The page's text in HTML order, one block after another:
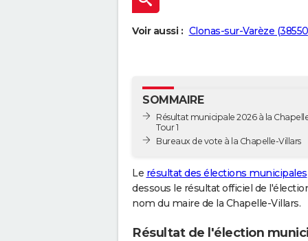
Voir aussi : Clonas-sur-Varèze
SOMMAIRE
Résultat municipale 2026 à la
Tour 1
Bureaux de vote à la Chapelle-Villars
Le résultat des élections municipales
dessous le résultat officiel de
nom du maire de la Chapelle-Villars.
Résultat de l'élection